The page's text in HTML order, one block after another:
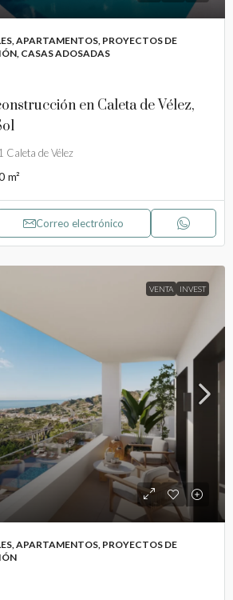
APARTAMENTOS, PROYECTOS DE
CASAS ADOSADAS
en Caleta de Vélez,
Caleta de Vélez
m²
Correo electrónico
VENTA INVEST
APARTAMENTOS, PROYECTOS DE